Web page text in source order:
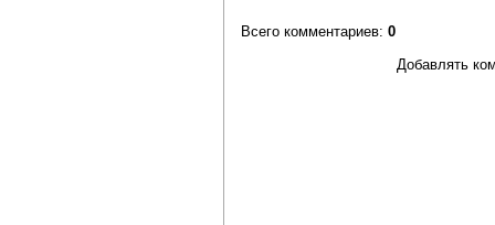
Всего комментариев: 0
Добавлять